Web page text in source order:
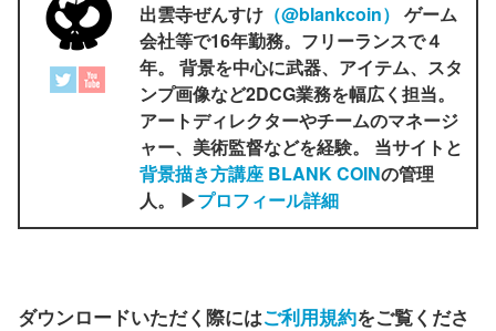
出雲寺ぜんすけ （‎@blankcoin） ゲーム
会社等で16年勤務。フリーランスで４
年。 背景を中心に武器、アイテム、スタ
ンプ画像など2DCG業務を幅広く担当。
アートディレクターやチームのマネージ
ャー、美術監督などを経験。 当サイトと
背景描き方講座 BLANK COINの管理
人。 ▶プロフィール詳細
ダウンロードいただく際にはご利用規約をご覧くださ